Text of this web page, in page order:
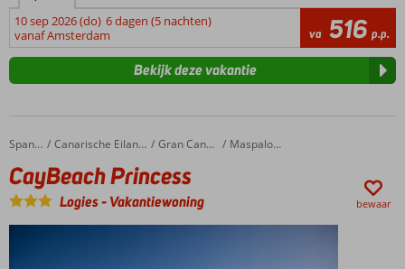
10 sep 2026 (do) 6 dagen (5 nachten)
vanaf Amsterdam
va 516 p.p.
Bekijk deze vakantie
Home Spanje Canarische Eilanden Gran Canaria Maspalomas
CayBeach Princess
CayBeach Princess
Logies-Vakantiewoning bewaar